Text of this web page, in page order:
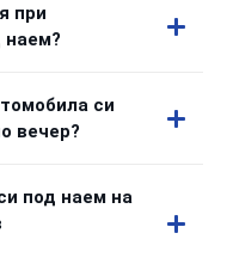
при
наем?
си
вечер?
под наем на